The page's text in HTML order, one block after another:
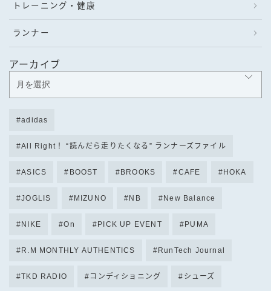
トレーニング・健康
ランナー
アーカイブ
adidas
All Right！ “読んだら走りたくなる” ランナーズファイル
ASICS BOOST BROOKS CAFE HOKA
JOGLIS MIZUNO NB New Balance
NIKE On PICK UP EVENT PUMA
R.M MONTHLY AUTHENTICS RunTech Journal
TKD RADIO コンディショニング シューズ